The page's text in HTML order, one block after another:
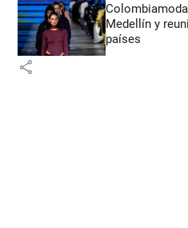
Medellín y
países
share